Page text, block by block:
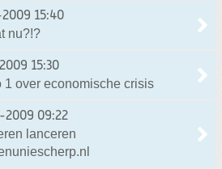
15:40
nu?!?
15:30
1 over economische crisis
2009 09:22
lanceren